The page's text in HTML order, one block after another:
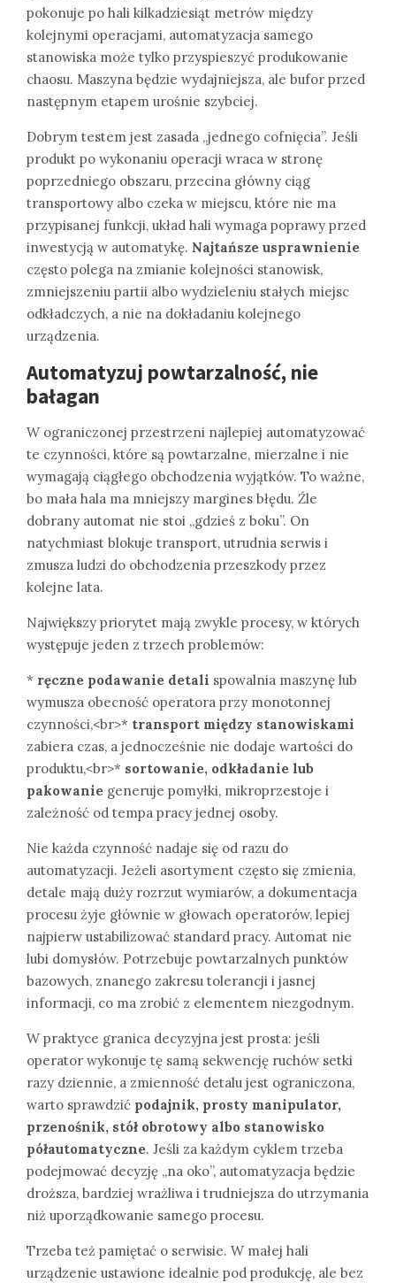
pokonuje po hali kilkadziesiąt metrów między
kolejnymi operacjami, automatyzacja samego
stanowiska może tylko przyspieszyć produkowanie
chaosu. Maszyna będzie wydajniejsza, ale bufor przed
następnym etapem urośnie szybciej.
Dobrym testem jest zasada „jednego cofnięcia”. Jeśli
produkt po wykonaniu operacji wraca w stronę
poprzedniego obszaru, przecina główny ciąg
transportowy albo czeka w miejscu, które nie ma
przypisanej funkcji, układ hali wymaga poprawy przed
inwestycją w automatykę. Najtańsze usprawnienie
często polega na zmianie kolejności stanowisk,
zmniejszeniu partii albo wydzieleniu stałych miejsc
odkładczych, a nie na dokładaniu kolejnego
urządzenia.
Automatyzuj powtarzalność, nie
bałagan
W ograniczonej przestrzeni najlepiej automatyzować
te czynności, które są powtarzalne, mierzalne i nie
wymagają ciągłego obchodzenia wyjątków. To ważne,
bo mała hala ma mniejszy margines błędu. Źle
dobrany automat nie stoi „gdzieś z boku”. On
natychmiast blokuje transport, utrudnia serwis i
zmusza ludzi do obchodzenia przeszkody przez
kolejne lata.
Największy priorytet mają zwykle procesy, w których
występuje jeden z trzech problemów:
* ręczne podawanie detali spowalnia maszynę lub
wymusza obecność operatora przy monotonnej
czynności,<br>* transport między stanowiskami
zabiera czas, a jednocześnie nie dodaje wartości do
produktu,<br>* sortowanie, odkładanie lub
pakowanie generuje pomyłki, mikroprzestoje i
zależność od tempa pracy jednej osoby.
Nie każda czynność nadaje się od razu do
automatyzacji. Jeżeli asortyment często się zmienia,
detale mają duży rozrzut wymiarów, a dokumentacja
procesu żyje głównie w głowach operatorów, lepiej
najpierw ustabilizować standard pracy. Automat nie
lubi domysłów. Potrzebuje powtarzalnych punktów
bazowych, znanego zakresu tolerancji i jasnej
informacji, co ma zrobić z elementem niezgodnym.
W praktyce granica decyzyjna jest prosta: jeśli
operator wykonuje tę samą sekwencję ruchów setki
razy dziennie, a zmienność detalu jest ograniczona,
warto sprawdzić podajnik, prosty manipulator,
przenośnik, stół obrotowy albo stanowisko
półautomatyczne. Jeśli za każdym cyklem trzeba
podejmować decyzję „na oko”, automatyzacja będzie
droższa, bardziej wrażliwa i trudniejsza do utrzymania
niż uporządkowanie samego procesu.
Trzeba też pamiętać o serwisie. W małej hali
urządzenie ustawione idealnie pod produkcję, ale bez